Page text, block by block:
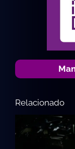
Relacionado